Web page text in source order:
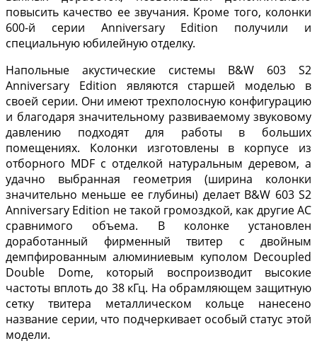
повысить качество ее звучания. Кроме того, колонки
600-й серии Anniversary Edition получили и
специальную юбилейную отделку.
Напольные акустические системы B&W 603 S2
Anniversary Edition являются старшей моделью в
своей серии. Они имеют трехполосную конфигурацию
и благодаря значительному развиваемому звуковому
давлению подходят для работы в больших
помещениях. Колонки изготовлены в корпусе из
отборного MDF с отделкой натуральным деревом, а
удачно выбранная геометрия (ширина колонки
значительно меньше ее глубины) делает B&W 603 S2
Anniversary Edition не такой громоздкой, как другие АС
сравнимого объема. В колонке установлен
доработанный фирменный твитер с двойным
демпфированным алюминиевым куполом Decoupled
Double Dome, который воспроизводит высокие
частоты вплоть до 38 кГц. На обрамляющем защитную
сетку твитера металлическом кольце нанесено
название серии, что подчеркивает особый статус этой
модели.